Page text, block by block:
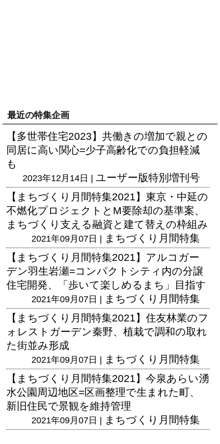
最近の特集企画
【多世帯住宅2023】共働きの増加で親との
同居に高い関心=少子高齢化での負担軽減
も
2023年12月14日 | ユーザー版特別増刊号
【まちづくり月間特集2021】東京・中延の
不燃化プロジェクトとM要除却の基準案、
まちづくり支える融資と建て替えの枠組み
2021年09月07日 |
まちづくり月間特集
【まちづくり月間特集2021】アルコガー
デン羽生岩瀬=コンパクトシティ内の分譲
住宅開発、「歩いて楽しめるまち」目指す
2021年09月07日 |
まちづくり月間特集
【まちづくり月間特集2021】住友林業のフ
ォレストガーデン秦野、植栽で調和の取れ
た街並み形成
2021年09月07日 |
まちづくり月間特集
【まちづくり月間特集2021】今泉あらい湧
水公園周辺地区=区画整理で生まれた町、
新旧住民で景観を維持管理
2021年09月07日 | まちづくり月間特集